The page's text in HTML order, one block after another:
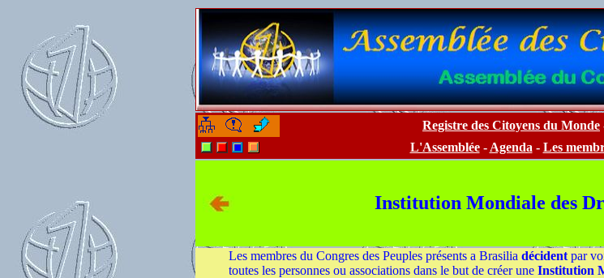
Registre des Citoyens du Monde
L'Assemblée- Agenda - Les
Institution Mondiale des
Les membres du Congres des Peuples présents a Brasilia décident par
toutes les personnes ou associations dans le but de créer une Institution